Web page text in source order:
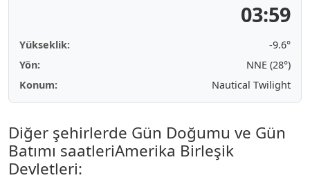
03:59
Yükseklik:
-9.6°
Yön:
NNE (28°)
Konum:
Nautical Twilight
Diğer şehirlerde Gün Doğumu ve Gün
Batımı saatleriAmerika Birleşik
Devletleri: